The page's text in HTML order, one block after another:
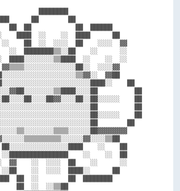
████  ░░    ░░  ████      ██
░░    ██  ░░  ░░░░  ██    ░░░░  ▓▓
░░  ████████▒▒░░██    ░░      ░░
████░░░░░░░░▒▒████  ░░    ░░  ░░
▓▓▒▒▒▒░░░░░░░░░░░░░░██░░  ░░░░▓▓
▓▓██
██
██
██
██
██
██
██░░░░░░░░░░░░░░░░████    ░░    ██
░░████████████████    ░░    ░░  ██
▓▓    ░░  ░░░░  ██    ░░      ░░
░░██    ░░  ░░░░  ████░░      ██
██  ░░        ██  ████████
██  ░░  ░░▒▒██